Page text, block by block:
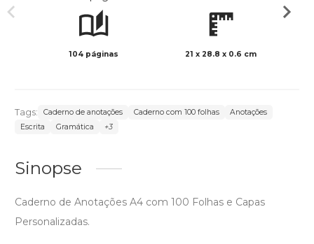
104 páginas 21 x 28.8 x 0.6 cm
Tags: Caderno de anotações Caderno com 100 folhas
Anotações
Escrita
Gramática +3
Sinopse
Caderno de Anotações A4 com 100 Folhas e Capas
Personalizadas.